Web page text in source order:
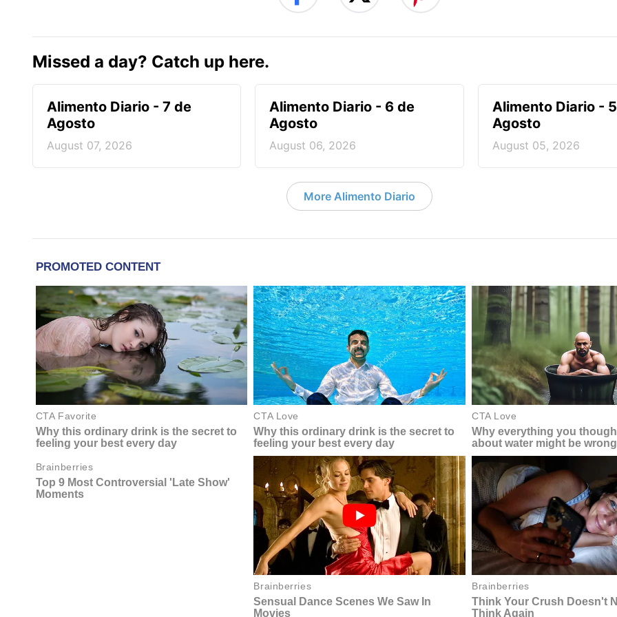
Missed a day? Catch up here.
Alimento Diario - 7 de
Agosto
August 07, 2026
Alimento Diario - 6 de
Agosto
August 06, 2026
Alimento Diario -
Agosto
August 05, 2026
More Alimento Diario